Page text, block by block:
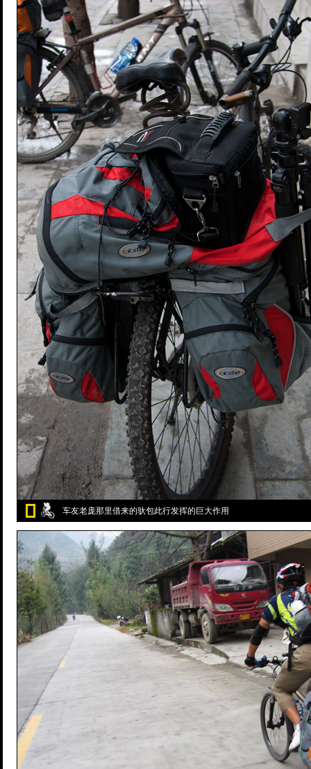
车友老庞那里借来的驮包此行发挥的巨大作用